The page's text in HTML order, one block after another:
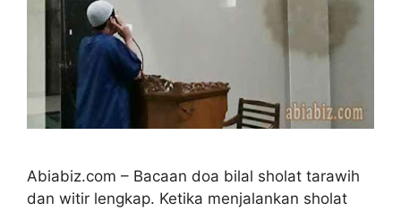
Abiabiz.com – Bacaan doa bilal sholat tarawih
dan witir lengkap. Ketika menjalankan sholat